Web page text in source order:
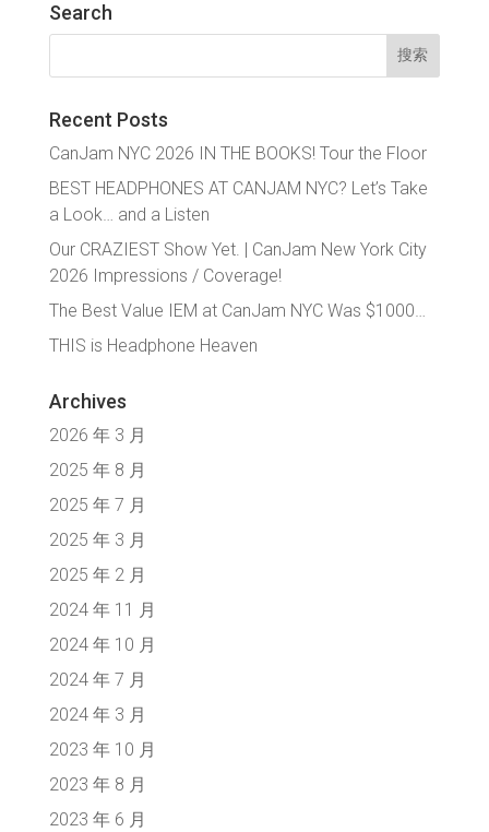
Search
搜
Recent Posts
CanJam NYC 2026 IN THE BOOKS! Tour the Floor
BEST HEADPHONES AT CANJAM NYC? Let’s Take
a Look… and a Listen
Our CRAZIEST Show Yet. | CanJam New York City
2026 Impressions / Coverage!
The Best Value IEM at CanJam NYC Was $1000…
THIS is Headphone Heaven
Archives
2026 年 3 月
2025 年 8 月
2025 年 7 月
2025 年 3 月
2025 年 2 月
2024 年 11 月
2024 年 10 月
2024 年 7 月
2024 年 3 月
2023 年 10 月
2023 年 8 月
2023 年 6 月